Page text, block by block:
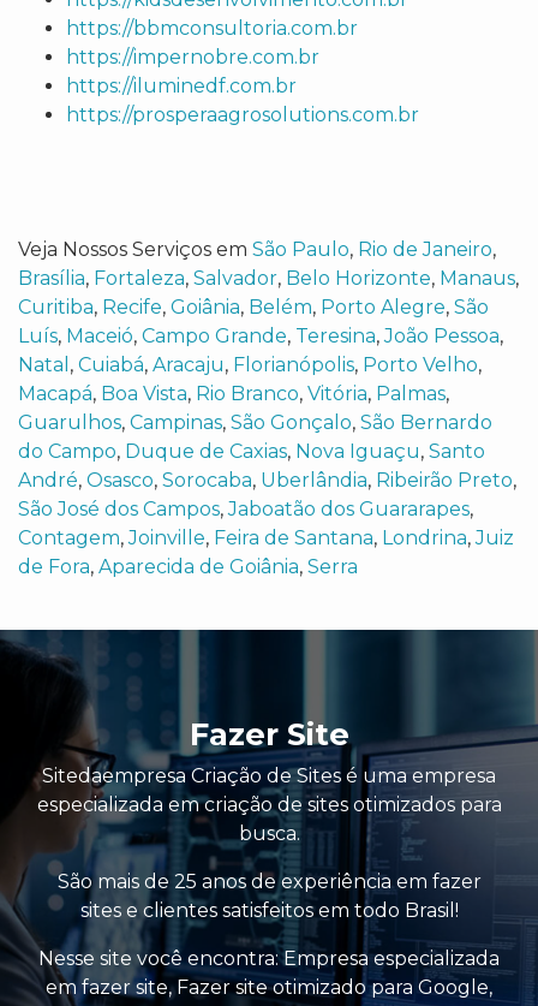
https://bbmconsultoria.com.br
https://impernobre.com.br
https://iluminedf.com.br
https://prosperaagrosolutions.com.br
Veja Nossos Serviços em São Paulo, Rio de Janeiro,
Brasília, Fortaleza, Salvador, Belo Horizonte, Manaus,
Curitiba, Recife, Goiânia, Belém, Porto Alegre, São
Luís, Maceió, Campo Grande, Teresina,João Pessoa,
Natal , Cuiabá, Aracaju, Florianópolis, Porto Velho,
Macapá, Boa Vista, Rio Branco, Vitória, Palmas,
Guarulhos, Campinas, São Gonçalo, São Bernardo
do Campo, Duque de Caxias, Nova Iguaçu, Santo
André, Osasco, Sorocaba, Uberlândia, Ribeirão Preto,
São José dos Campos,Jaboatão dos Guararapes,
Contagem,Joinville, Feira de Santana, Londrina,Juiz
de Fora, Aparecida de Goiânia, Serra
Fazer Site
Sitedaempresa Criação de Sites é uma empresa
especializada em criação de sites otimizados para
busca.
São mais de 25 anos de experiência em fazer
sites e clientes satisfeitos em todo Brasil!
Nesse site você encontra:Empresa especializada
em fazer site,Fazer site otimizado para Google,